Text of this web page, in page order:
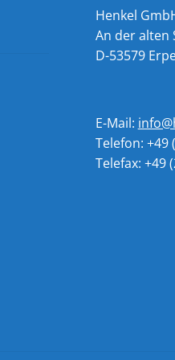
Henkel
An der alten
D-53579
E-Mail:
Telefon: +49
Telefax: +49